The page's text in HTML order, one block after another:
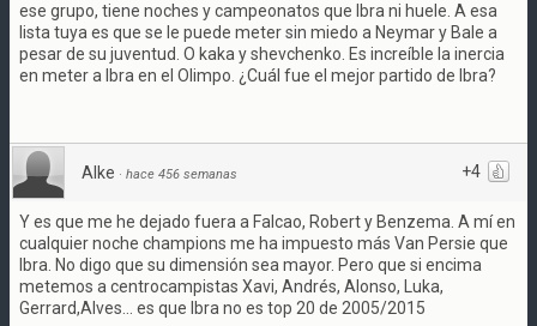
ese grupo, tiene noches y campeonatos que Ibra ni huele. A esa
lista tuya es que se le puede meter sin miedo a Neymar y Bale a
pesar de su juventud. O kaka y shevchenko. Es increíble la inercia
en meter a Ibra en el Olimpo. ¿Cuál fue el mejor partido de Ibra?
+4
Alke · hace 456 semanas
Y es que me he dejado fuera a Falcao, Robert y Benzema. A mí en
cualquier noche champions me ha impuesto más Van Persie que
Ibra. No digo que su dimensión sea mayor. Pero que si encima
metemos a centrocampistas Xavi, Andrés, Alonso, Luka,
Gerrard,Alves... es que Ibra no es top 20 de 2005/2015